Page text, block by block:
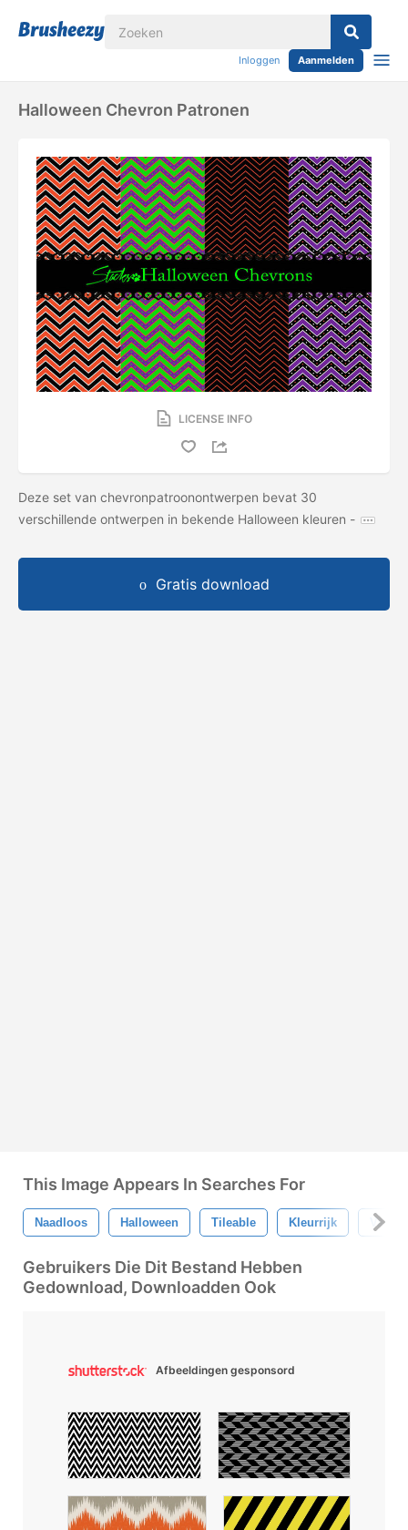
Inloggen Aanmelden
Halloween Chevron Patronen
LICENSE INFO
Deze set van chevronpatroonontwerpen bevat 30
verschillende ontwerpen in bekende Halloween kleuren -
Gratis download
This Image Appears In Searches For
Naadloos Halloween Tileable Kleurrijk
Gebruikers Die Dit Bestand Hebben
Gedownload, Downloadden Ook
Afbeeldingen gesponsord